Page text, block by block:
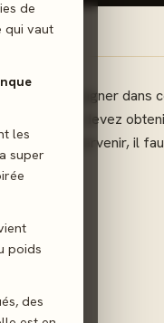
de
qui vaut
les
super
poids
des
avez de gagner dans
vous devez
pour y parvenir, il